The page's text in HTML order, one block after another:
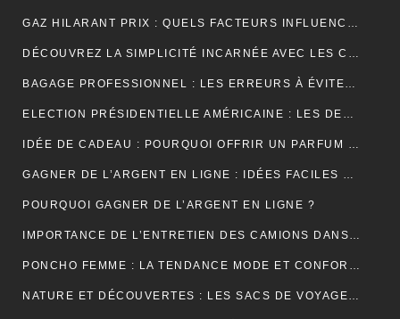
GAZ HILARANT PRIX : QUELS FACTEURS INFLUENCENT SON COÛT ET OÙ LE TROUVER AU MEILLEUR TARIF ?
DÉCOUVREZ LA SIMPLICITÉ INCARNÉE AVEC LES CRÉDENCES DE CUISINE EFFET MARBRE
BAGAGE PROFESSIONNEL : LES ERREURS À ÉVITER POUR UN LOOK RAFFINÉ
ELECTION PRÉSIDENTIELLE AMÉRICAINE : LES DEUX CAMPS SONT RELIÉS PAR LEURS CRAINTES
IDÉE DE CADEAU : POURQUOI OFFRIR UN PARFUM POUR UN ANNIVERSAIRE ?
GAGNER DE L’ARGENT EN LIGNE : IDÉES FACILES ET ACCESSIBLES POUR DÉBUTANTS
POURQUOI GAGNER DE L’ARGENT EN LIGNE ?
IMPORTANCE DE L’ENTRETIEN DES CAMIONS DANS LE MONDE DU TRANSPORT ROUTIER
PONCHO FEMME : LA TENDANCE MODE ET CONFORT POUR L’HIVER
NATURE ET DÉCOUVERTES : LES SACS DE VOYAGE À COMPRESSION POUR OPTIMISER CHAQUE AVENTURE